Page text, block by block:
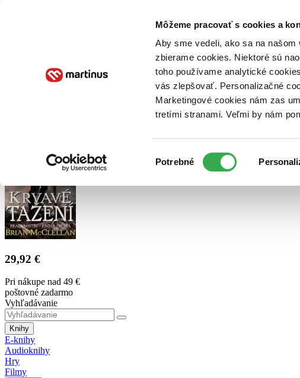
Môžeme pracovať s cookies a
Aby sme vedeli, ako sa na
zbierame cookies. Niektoré sú
toho používame analytické
vás zlepšovať. Personalizačné
Marketingové cookies nám zas
tretími stranami. Veľmi by nám
súhlasu
Potrebné
Poukážky Kontakt
29,92 €
Pri nákupe nad 49 €
poštovné zadarmo
Vyhľadávanie
Knihy
E-knihy
Audioknihy
Hry
Filmy